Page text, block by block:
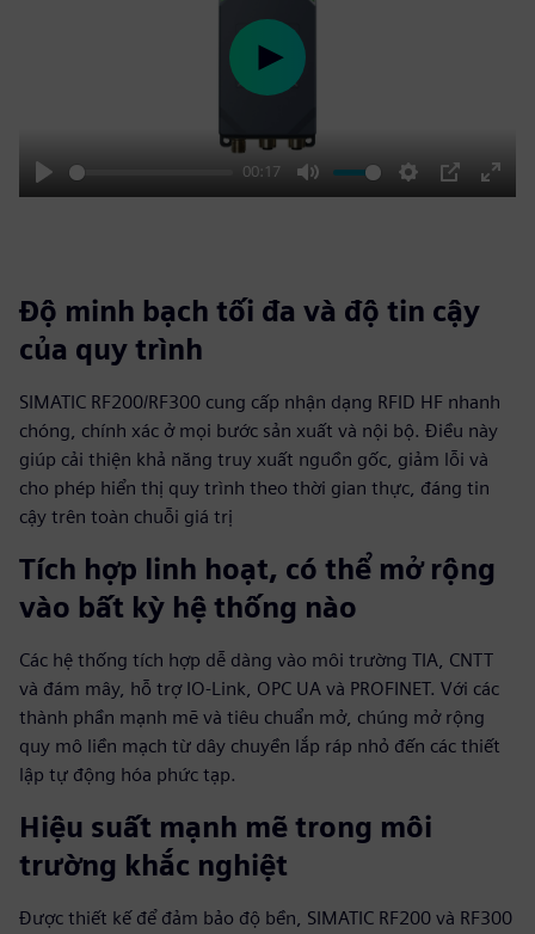
Play
00:17
Mute Settings
PIP
Enter
Play
Độ minh bạch tối đa và độ tin cậy
của quy trình
SIMATIC RF200/RF300 cung cấp nhận dạng RFID HF nhanh
chóng, chính xác ở mọi bước sản xuất và nội bộ. Điều này
giúp cải thiện khả năng truy xuất nguồn gốc, giảm lỗi và
cho phép hiển thị quy trình theo thời gian thực, đáng tin
cậy trên toàn chuỗi giá trị
Tích hợp linh hoạt, có thể mở rộng
vào bất kỳ hệ thống nào
Các hệ thống tích hợp dễ dàng vào môi trường TIA, CNTT
và đám mây, hỗ trợ IO‑Link, OPC UA và PROFINET. Với các
thành phần mạnh mẽ và tiêu chuẩn mở, chúng mở rộng
quy mô liền mạch từ dây chuyền lắp ráp nhỏ đến các thiết
lập tự động hóa phức tạp.
Hiệu suất mạnh mẽ trong môi
trường khắc nghiệt
Được thiết kế để đảm bảo độ bền, SIMATIC RF200 và RF300